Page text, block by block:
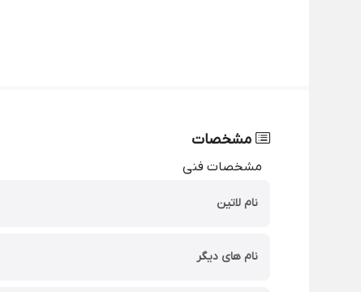
مشخصات
مشخصات فنی
نام لاتین
نام های دیگر